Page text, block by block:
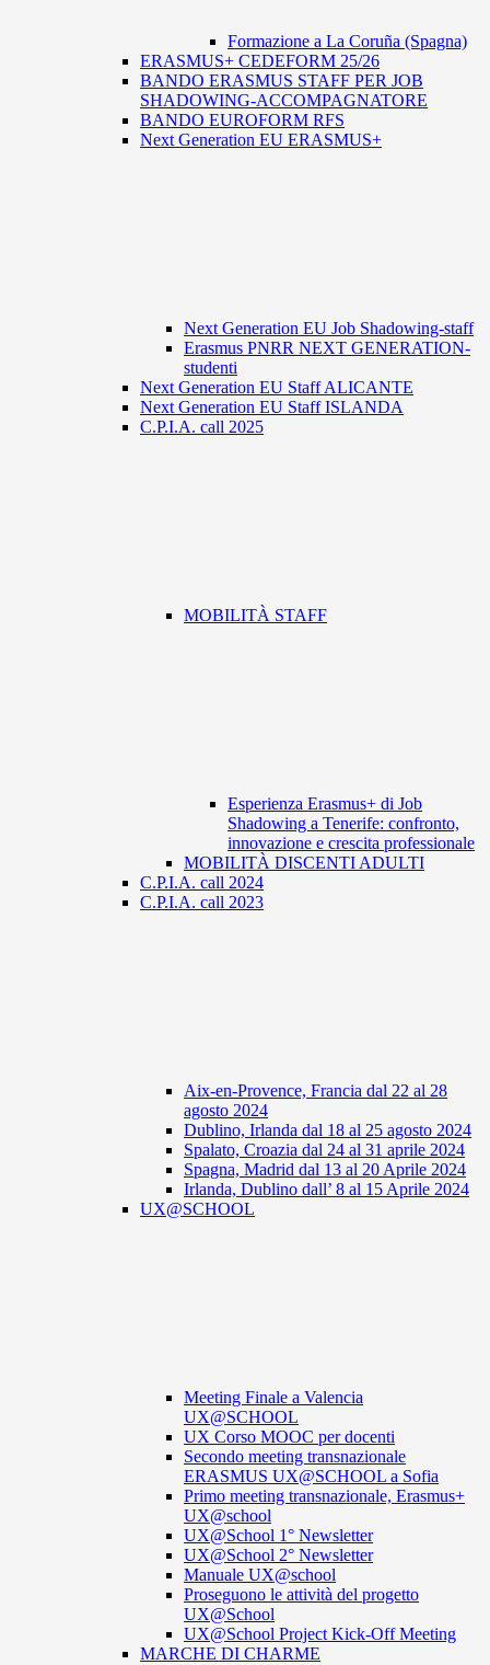
Formazione a La Coruña (Spagna)
ERASMUS+ CEDEFORM 25/26
BANDO ERASMUS STAFF PER JOB
SHADOWING-ACCOMPAGNATORE
BANDO EUROFORM RFS
Next Generation EU ERASMUS+
Next Generation EU Job Shadowing-staff
Erasmus PNRR NEXT GENERATION-
studenti
Next Generation EU Staff ALICANTE
Next Generation EU Staff ISLANDA
C.P.I.A. call 2025
MOBILITÀ STAFF
Esperienza Erasmus+ di Job
Shadowing a Tenerife: confronto,
innovazione e crescita professionale
MOBILITÀ DISCENTI ADULTI
C.P.I.A. call 2024
C.P.I.A. call 2023
Aix-en-Provence, Francia dal 22 al 28
agosto 2024
Dublino, Irlanda dal 18 al 25 agosto 2024
Spalato, Croazia dal 24 al 31 aprile 2024
Spagna, Madrid dal 13 al 20 Aprile 2024
Irlanda, Dublino dall’ 8 al 15 Aprile 2024
UX@SCHOOL
Meeting Finale a Valencia
UX@SCHOOL
UX Corso MOOC per docenti
Secondo meeting transnazionale
ERASMUS UX@SCHOOL a Sofia
Primo meeting transnazionale, Erasmus+
UX@school
UX@School 1° Newsletter
UX@School 2° Newsletter
Manuale UX@school
Proseguono le attività del progetto
UX@School
UX@School Project Kick-Off Meeting
MARCHE DI CHARME